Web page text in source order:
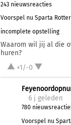
243 nieuwsreacties
Voorspel nu Sparta
incomplete opstelling
Waarom wil jij al die
huren?
+1/-0
6 j geleden
780
Voorspel nu